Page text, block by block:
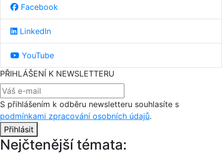
Facebook
LinkedIn
YouTube
PŘIHLÁŠENÍ K NEWSLETTERU
S přihlášením k odběru newsletteru souhlasíte s
podmínkami zpracování osobních údajů.
Přihlásit
Nejčtenější témata: